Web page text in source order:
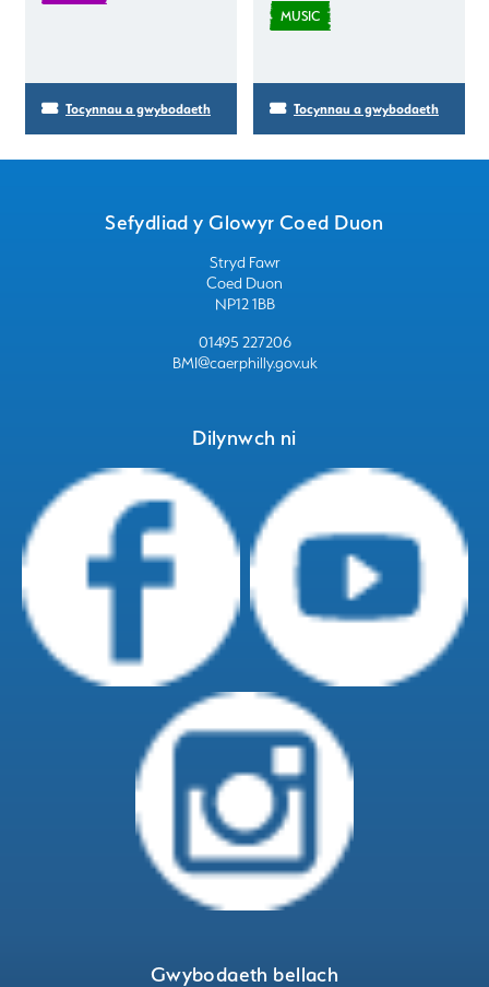
Tocynnau a gwybodaeth
MUSIC
Tocynnau a gwybodaeth
Sefydliad y Glowyr Coed Duon
Stryd Fawr
Coed Duon
NP12 1BB
01495 227206
BMI@caerphilly.gov.uk
Dilynwch ni
Gwybodaeth bellach